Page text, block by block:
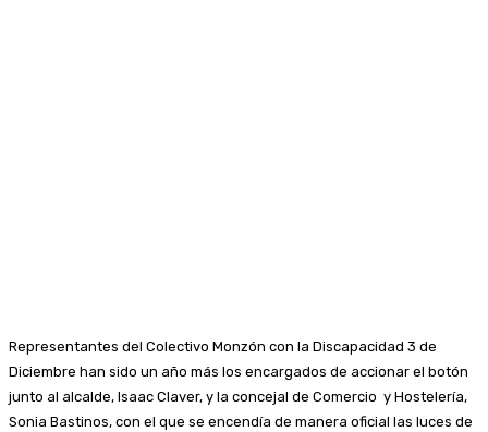
Representantes del Colectivo Monzón con la Discapacidad 3 de
Diciembre han sido un año más los encargados de accionar el botón
junto al alcalde, Isaac Claver, y la concejal de Comercio y Hostelería,
Sonia Bastinos, con el que se encendía de manera oficial las luces de